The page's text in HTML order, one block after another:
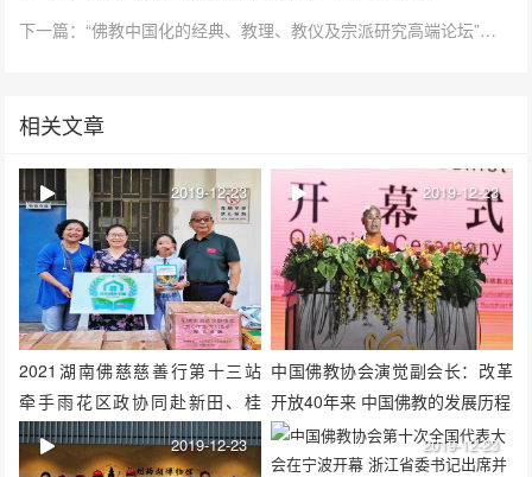
下一篇：“佛教中国化的经典、教理、教仪及宗派研究高端论坛​”在中国佛学院普陀山学院举行
相关文章
2021湖南佛慈慈善行第十三站
牵手雨花区政协同赴新田、桂
阳、宜章等地开展助学行动
2019-12-23
中国佛教协会演觉副会长：改革
开放40年来 中国佛教的发展历程
2019-12-23
2019-12-23 2019-12-23